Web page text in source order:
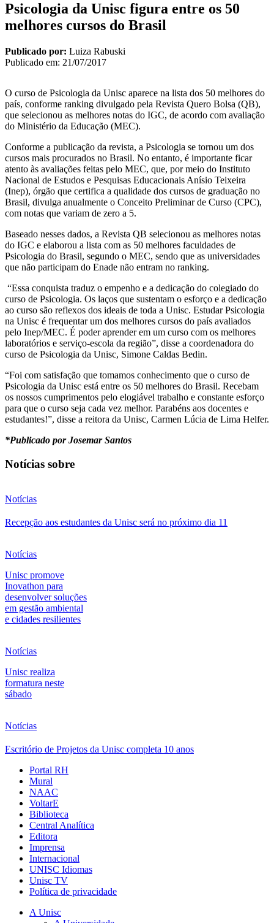
Psicologia da Unisc figura entre os 50
melhores cursos do Brasil
Publicado por: Luiza Rabuski
Publicado em: 21/07/2017
O curso de Psicologia da Unisc aparece na lista dos 50 melhores do
país, conforme ranking divulgado pela Revista Quero Bolsa (QB),
que selecionou as melhores notas do IGC, de acordo com avaliação
do Ministério da Educação (MEC).
Conforme a publicação da revista, a Psicologia se tornou um dos
cursos mais procurados no Brasil. No entanto, é importante ficar
atento às avaliações feitas pelo MEC, que, por meio do Instituto
Nacional de Estudos e Pesquisas Educacionais Anísio Teixeira
(Inep), órgão que certifica a qualidade dos cursos de graduação no
Brasil, divulga anualmente o Conceito Preliminar de Curso (CPC),
com notas que variam de zero a 5.
Baseado nesses dados, a Revista QB selecionou as melhores notas
do IGC e elaborou a lista com as 50 melhores faculdades de
Psicologia do Brasil, segundo o MEC, sendo que as universidades
que não participam do Enade não entram no ranking.
“Essa conquista traduz o empenho e a dedicação do colegiado do
curso de Psicologia. Os laços que sustentam o esforço e a dedicação
ao curso são reflexos dos ideais de toda a Unisc. Estudar Psicologia
na Unisc é frequentar um dos melhores cursos do país avaliados
pelo Inep/MEC. É poder aprender em um curso com os melhores
laboratórios e serviço-escola da região”, disse a coordenadora do
curso de Psicologia da Unisc, Simone Caldas Bedin.
“Foi com satisfação que tomamos conhecimento que o curso de
Psicologia da Unisc está entre os 50 melhores do Brasil. Recebam
os nossos cumprimentos pelo elogiável trabalho e constante esforço
para que o curso seja cada vez melhor. Parabéns aos docentes e
estudantes!”, disse a reitora da Unisc, Carmen Lúcia de Lima Helfer.
*Publicado por Josemar Santos
Notícias sobre
Notícias
Recepção aos estudantes da Unisc será no próximo dia 11
Notícias
Unisc promove
Inovathon para
desenvolver soluções
em gestão ambiental
e cidades resilientes
Notícias
Unisc realiza
formatura neste
sábado
Notícias
Escritório de Projetos da Unisc completa 10 anos
Portal RH
Mural
NAAC
VoltarE
Biblioteca
Central Analítica
Editora
Imprensa
Internacional
UNISC Idiomas
Unisc TV
Política de privacidade
A Unisc